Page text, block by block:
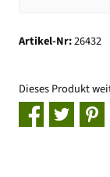
Artikel-Nr:26432
Dieses Produkt